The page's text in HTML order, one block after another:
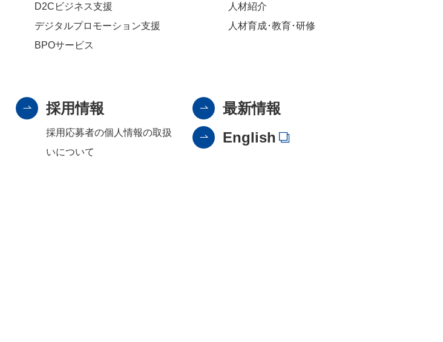
D2Cビジネス支援
デジタルプロモーション支援
BPOサービス
人材紹介
人材育成･教育･研修
採用情報
採用応募者の個人情報の取扱
いについて
最新情報
English